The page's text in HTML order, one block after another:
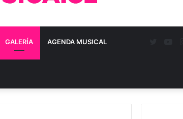
GALERÍA AGENDA MUSICAL